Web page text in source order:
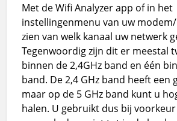
Met de Wifi Analyzer app of in het
instellingenmenu van uw
zien van welk kanaal uw netwerk
Tegenwoordig zijn dit er meestal
binnen de 2,4GHz band en één
band. De 2,4 GHz band heeft een
maar op de 5 GHz band kunt u
halen. U gebruikt dus bij